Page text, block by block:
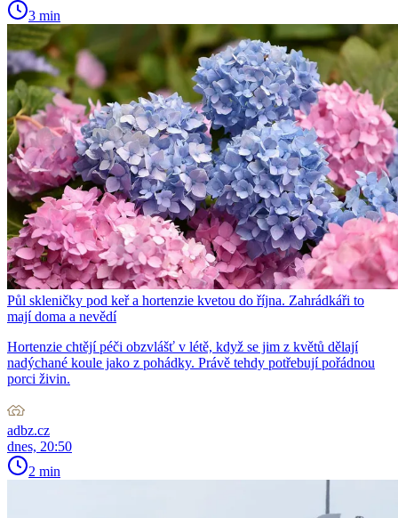
3 min
Půl skleničky pod keř a hortenzie kvetou do října. Zahrádkáři to
mají doma a nevědí
Hortenzie chtějí péči obzvlášť v létě, když se jim z květů dělají
nadýchané koule jako z pohádky. Právě tehdy potřebují pořádnou
porci živin.
adbz.cz
dnes, 20:50
2 min